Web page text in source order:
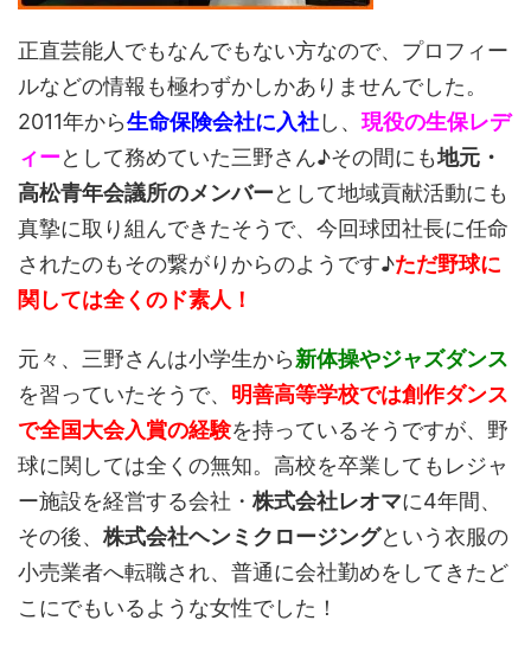
正直芸能人でもなんでもない方なので、プロフィー
ルなどの情報も極わずかしかありませんでした。
2011年から生命保険会社に入社し、 現役の生保レデ
ィーとして務めていた三野さん♪その間にも地元・
高松青年会議所のメンバーとして地域貢献活動にも
真摯に取り組んできたそうで、今回球団社長に任命
されたのもその繋がりからのようです♪ただ野球に
関しては全くのド素人！
元々、三野さんは小学生から新体操やジャズダンス
を習っていたそうで、 明善高等学校では創作ダンス
で全国大会入賞の経験を持っているそうですが、野
球に関しては全くの無知。高校を卒業してもレジャ
ー施設を経営する会社・株式会社レオマに4年間、
その後、株式会社ヘンミクロージングという衣服の
小売業者へ転職され、普通に会社勤めをしてきたど
こにでもいるような女性でした！